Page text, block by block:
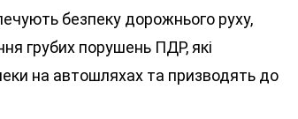
безпеку дорожнього руху,
грубих порушень ПДР, які
на автошляхах та призводять до